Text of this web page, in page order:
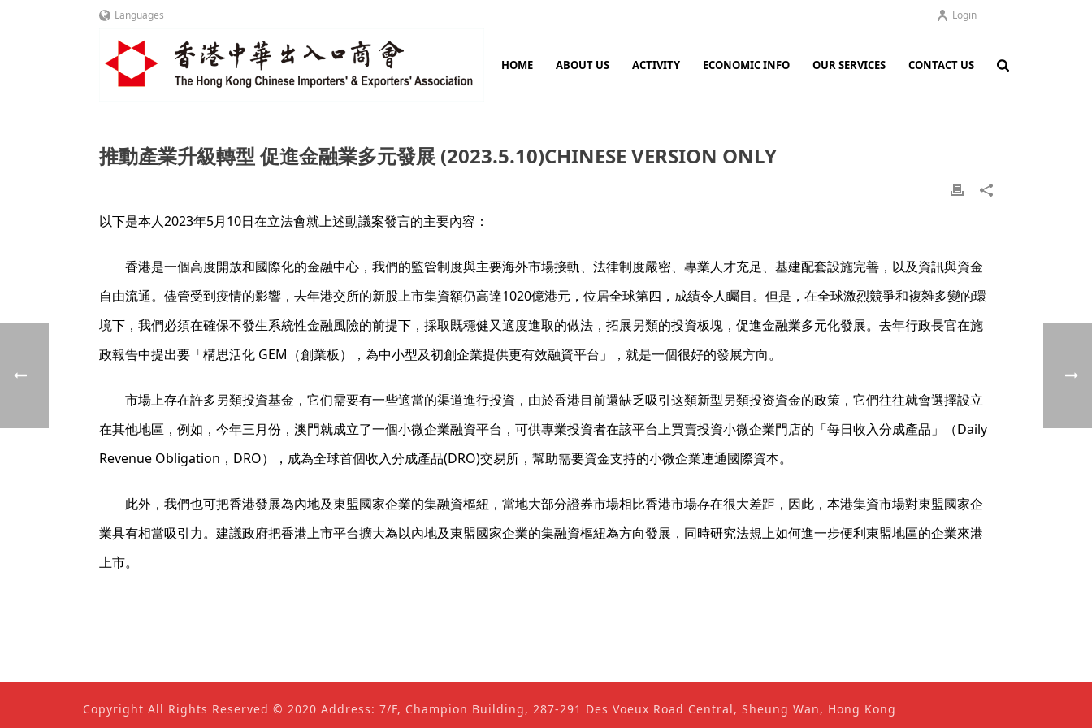
Languages Login
HOME ABOUT US ACTIVITY ECONOMIC INFO OUR SERVICES CONTACT US
推動產業升級轉型 促進金融業多元發展 (2023.5.10)CHINESE VERSION ONLY
以下是本人2023年5月10日在立法會就上述動議案發言的主要內容：
香港是一個高度開放和國際化的金融中心，我們的監管制度與主要海外市場接軌、法律制度嚴密、專業人才充足、基建配套設施完善，以及資訊與資金
自由流通。儘管受到疫情的影響，去年港交所的新股上市集資額仍高達1020億港元，位居全球第四，成績令人矚目。但是，在全球激烈競爭和複雜多變的環
境下，我們必須在確保不發生系統性金融風險的前提下，採取既穩健又適度進取的做法，拓展另類的投資板塊，促進金融業多元化發展。去年行政長官在施
政報告中提出要「構思活化 GEM（創業板），為中小型及初創企業提供更有效融資平台」，就是一個很好的發展方向。
市場上存在許多另類投資基金，它们需要有一些適當的渠道進行投資，由於香港目前還缺乏吸引这類新型另類投资資金的政策，它們往往就會選擇設立
在其他地區，例如，今年三月份，澳門就成立了一個小微企業融資平台，可供專業投資者在該平台上買賣投資小微企業門店的「每日收入分成產品」（Daily
Revenue Obligation，DRO），成為全球首個收入分成產品(DRO)交易所，幫助需要資金支持的小微企業連通國際資本。
此外，我們也可把香港發展為內地及東盟國家企業的集融資樞紐，當地大部分證券市場相比香港市場存在很大差距，因此，本港集資市場對東盟國家企
業具有相當吸引力。建議政府把香港上市平台擴大為以內地及東盟國家企業的集融資樞紐為方向發展，同時研究法規上如何進一步便利東盟地區的企業來港
上市。
Copyright All Rights Reserved © 2020 Address: 7/F, Champion Building, 287-291 Des Voeux Road Central, Sheung Wan, Hong Kong